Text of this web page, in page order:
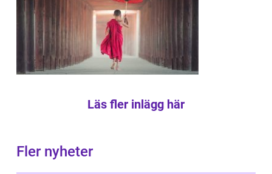
Läs fler inlägg här
Fler nyheter